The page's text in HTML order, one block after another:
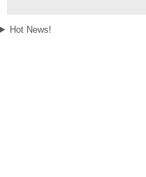
Hot News!